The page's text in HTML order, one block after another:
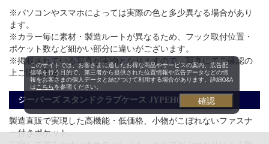
※パソコンやスマホによっては実際の色と多少異なる場合があり
ます。
※カラー毎に素材・製造ルートが異なるため、フック取付位置・
ポケット数など細かい部分に違いがございます。
※掲載されている写真が実物となりますので、写真にてご確認の
上ご購入下さい。
ジーパーズ スタンドクラブケース JYPEH001
製造直販で実現した高機能・低価格、小物がこぼれないファスナ
ー付きポケット、
このサイトでは、お客さまに適したお得な商品やサービスの案内、広告配
信等を行う目的で、第三者から提供された位置情報や広告データなどの情
報をお客さまの個人データと結びつけて利用する場合があります。詳細Q&A
は こちらを参照ください。
確認